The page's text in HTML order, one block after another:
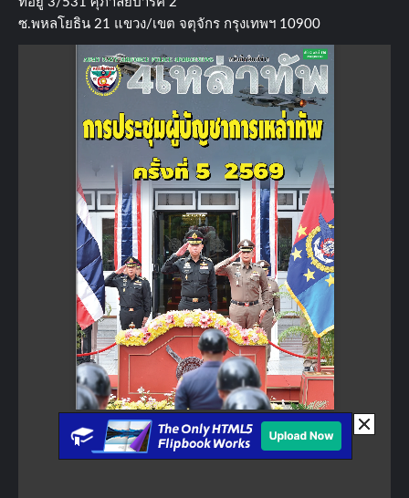
ซ.พหลโยธิน​ 21​ แขวง/เขต​ จตุจักร​ กรุงเทพฯ 10900